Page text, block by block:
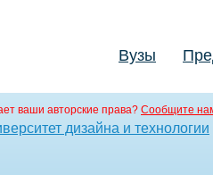
Вузы
ваши авторские права? Сообщите
дизайна и технологии